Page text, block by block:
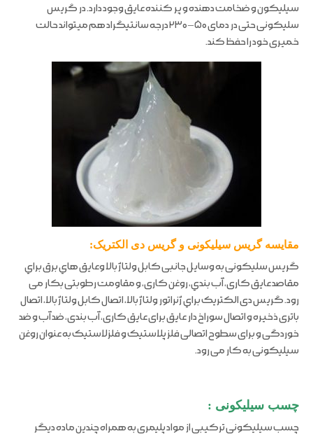
سیلیکون و ضخامت دهنده و پر کننده عایق وجود دارد. در گریس
سلیکونی حتی در دمای ۵۰ – ۲۳۰ درجه سانتیگراد هم میتواند حالت
خمیری خود را حفظ کند.
مقایسه گریس سیلیکونی و گریس دی الکتریک:
گریس سلیکونی به وسایل جانبی کابل ولتاژ بالا وعایق هاي برق براي
مقاصد عایق کاری، آب بندي، روغن کاری، و مقاومت رطوبتی بکار می
رود. گریس دی الکتریک براي ژنراتور ولتاژ بالا، اتصال کابل ولتاژ بالا، اتصال
باتری ذخیره و اتصال سوراخ دار عایق برای عایق کاری، آب بندی، ضد آب و ضد
خوردگی و برای سطوح اتصالی فلز پلاستیک و فلزلاستیک به عنوان روغن
سیلیکونی به کار می رود.
چسب سیلیکونی :
چسب سیلیکونی ترکیبی از مواد پلیمری به همراه چندین ماده دیگر